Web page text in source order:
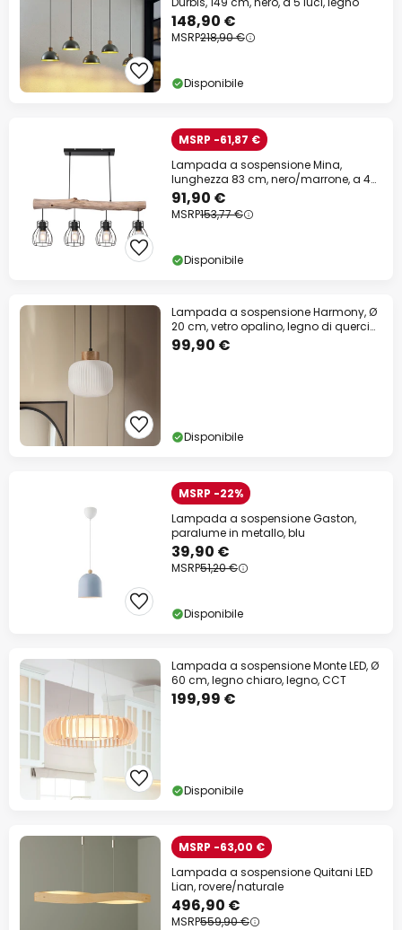
148,90 €
MSRP218,90 €
Disponibile
MSRP -61,87 €
Lampada a sospensione Mina,
lunghezza 83 cm, nero/marrone, a 4
luci.
91,90 €
MSRP153,77 €
Disponibile
Lampada a sospensione Harmony, Ø
20 cm, vetro opalino, legno di quercia,
E27
99,90 €
Disponibile
MSRP -22%
Lampada a sospensione Gaston,
paralume in metallo, blu
39,90 €
MSRP51,20 €
Disponibile
Lampada a sospensione Monte LED, Ø
60 cm, legno chiaro, legno, CCT
199,99 €
Disponibile
MSRP -63,00 €
Lampada a sospensione Quitani LED
Lian, rovere/naturale
496,90 €
MSRP559,90 €